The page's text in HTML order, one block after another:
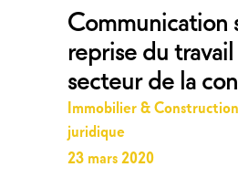
Communication
reprise du
secteur de la
Immobilier & Construction
juridique
23 mars 2020